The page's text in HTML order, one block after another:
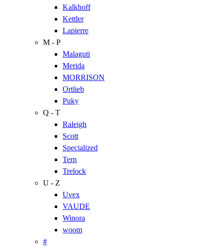
Kalkhoff
Kettler
Lapierre
M - P
Malaguti
Merida
MORRISON
Ortlieb
Puky
Q - T
Raleigh
Scott
Specialized
Tern
Trelock
U - Z
Uvex
VAUDE
Winora
woom
#